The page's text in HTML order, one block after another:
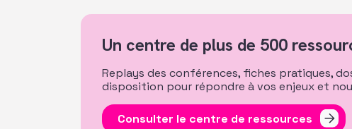
Un centre de plus de 500
Replays des conférences, fiches pratiques,
disposition pour répondre à vos enjeux et
Consulter le centre de ressources